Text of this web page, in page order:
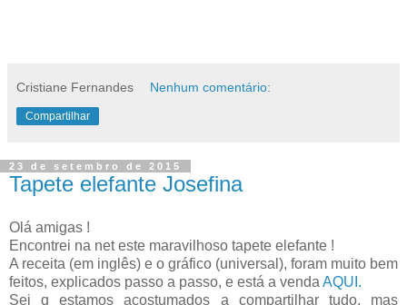
Cristiane Fernandes Nenhum comentário:
Compartilhar
23 de setembro de 2015
Tapete elefante Josefina
Olá amigas !
Encontrei na net este maravilhoso tapete elefante !
A receita (em inglês) e o gráfico (universal), foram muito bem
feitos, explicados passo a passo, e está a venda AQUI.
Sei q estamos acostumados a compartilhar tudo, mas